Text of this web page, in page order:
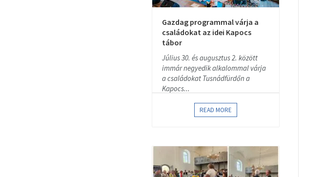
Gazdag programmal várja a
családokat az idei Kapocs
tábor
Július 30. és augusztus 2. között
immár negyedik alkalommal várja
a családokat Tusnádfürdőn a
Kapocs...
READ MORE